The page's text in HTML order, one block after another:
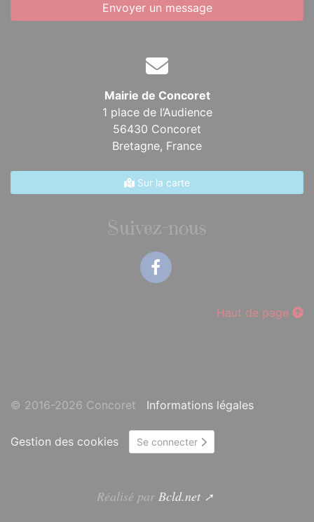
Envoyer un message
Mairie de Concoret
1 place de l’Audience
56430 Concoret
Bretagne, France
Sur la carte
Suivez-nous
Haut de page
© 2016-2026 Concoret Informations légales
Gestion des cookies Se connecter
Réalisé par Bcld.net